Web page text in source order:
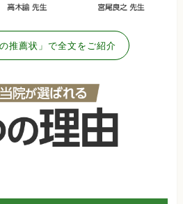
推薦状」で全文をご紹介